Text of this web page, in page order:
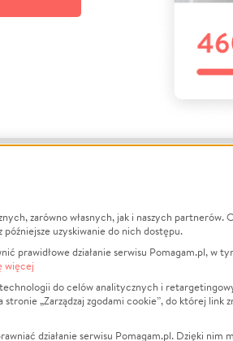
O nas
Opinie
Raporty
Za darmo
zarówno własnych, jak i naszych
uzyskiwanie do nich dostępu.
prawidłowe działanie serwisu Pomagam.pl, w
więcej
do celów analitycznych i
„Zarządzaj zgodami cookie”, do której link
działanie serwisu Pomagam.pl. Dzięki nim